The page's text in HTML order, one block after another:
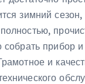
зимний
собрать прибор
и